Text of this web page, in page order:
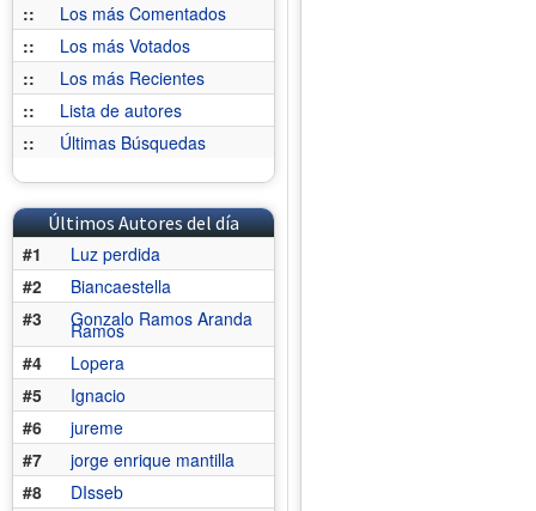
::
Los más Comentados
::
Los más Votados
::
Los más Recientes
::
Lista de autores
::
Últimas Búsquedas
Últimos Autores del día
#1
Luz perdida
#2
Biancaestella
#3
Gonzalo Ramos Aranda
Ramos
#4
Lopera
#5
Ignacio
#6
jureme
#7
jorge enrique mantilla
#8
DIsseb